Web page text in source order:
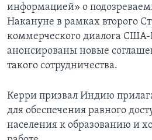
информацией» о
Накануне в рамках второго
коммерческого диалога
анонсированы новые
такого сотрудничества.
Керри призвал Индию
для обеспечения равного
населения к образованию и